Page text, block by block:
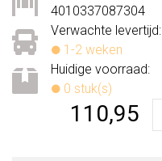
Verwachte levertijd:
1-2 weken
Huidige voorraad:
0 stuk(s)
4010337087304
110,95